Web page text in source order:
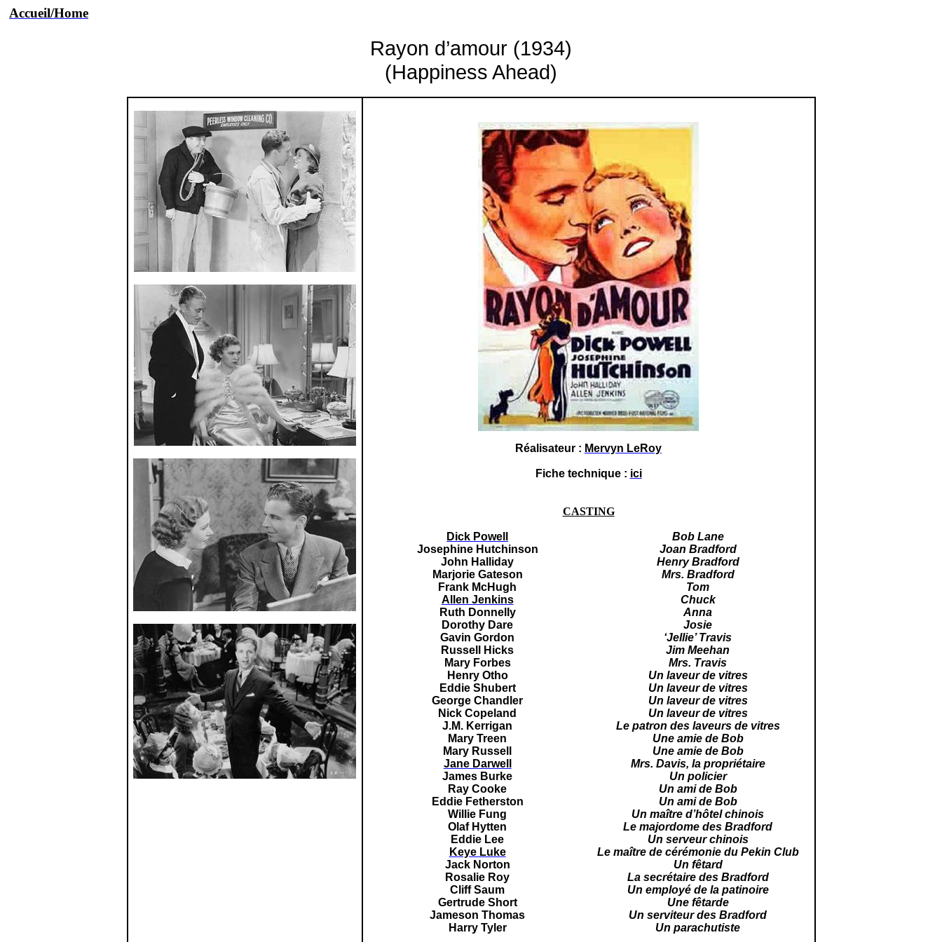
Accueil/Home
Rayon d’amour (1934)
(Happiness Ahead)
Réalisateur : Mervyn LeRoy
Fiche technique : ici
CASTING
Dick Powell
Bob Lane
Josephine Hutchinson
Joan Bradford
John Halliday
Henry Bradford
Marjorie Gateson
Mrs. Bradford
Frank McHugh
Tom
Allen Jenkins
Chuck
Ruth Donnelly
Anna
Dorothy Dare
Josie
Gavin Gordon
‘Jellie’ Travis
Russell Hicks
Jim Meehan
Mary Forbes
Mrs. Travis
Henry Otho
Un laveur de vitres
Eddie Shubert
Un laveur de vitres
George Chandler
Un laveur de vitres
Nick Copeland
Un laveur de vitres
J.M. Kerrigan
Le patron des laveurs de vitres
Mary Treen
Une amie de Bob
Mary Russell
Une amie de Bob
Jane Darwell
Mrs. Davis, la propriétaire
James Burke
Un policier
Ray Cooke
Un ami de Bob
Eddie Fetherston
Un ami de Bob
Willie Fung
Un maître d’hôtel chinois
Olaf Hytten
Le majordome des Bradford
Eddie Lee
Un serveur chinois
Keye Luke
Le maître de cérémonie du Pekin Club
Jack Norton
Un fêtard
Rosalie Roy
La secrétaire des Bradford
Cliff Saum
Un employé de la patinoire
Gertrude Short
Une fêtarde
Jameson Thomas
Un serviteur des Bradford
Harry Tyler
Un parachutiste